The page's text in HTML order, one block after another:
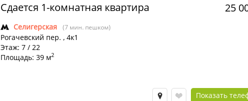
Сдается 1-комнатная квартира
Селигерская (7 мин. пешком)
Рогачевский пер. , 4к1
Этаж: 7 / 22
Площадь: 39 м2
25
Показать